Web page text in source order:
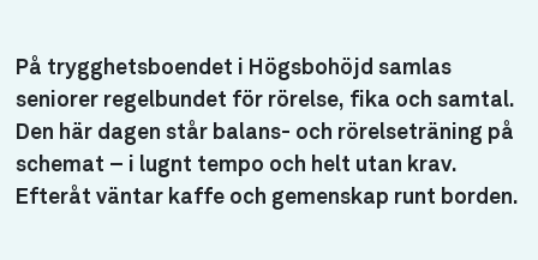
På trygghetsboendet i Högsbohöjd samlas
seniorer regelbundet för rörelse, fika och samtal.
Den här dagen står balans- och rörelseträning på
schemat – i lugnt tempo och helt utan krav.
Efteråt väntar kaffe och gemenskap runt borden.